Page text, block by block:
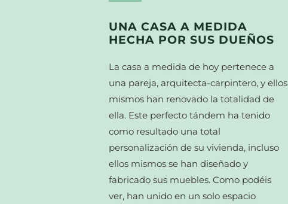
UNA CASA A MEDIDA
HECHA POR SUS DUEÑOS
La casa a medida de hoy pertenece a
una pareja, arquitecta-carpintero, y ellos
mismos han renovado la totalidad de
ella. Este perfecto tándem ha tenido
como resultado una total
personalización de su vivienda, incluso
ellos mismos se han diseñado y
fabricado sus muebles. Como podéis
ver, han unido en un solo espacio